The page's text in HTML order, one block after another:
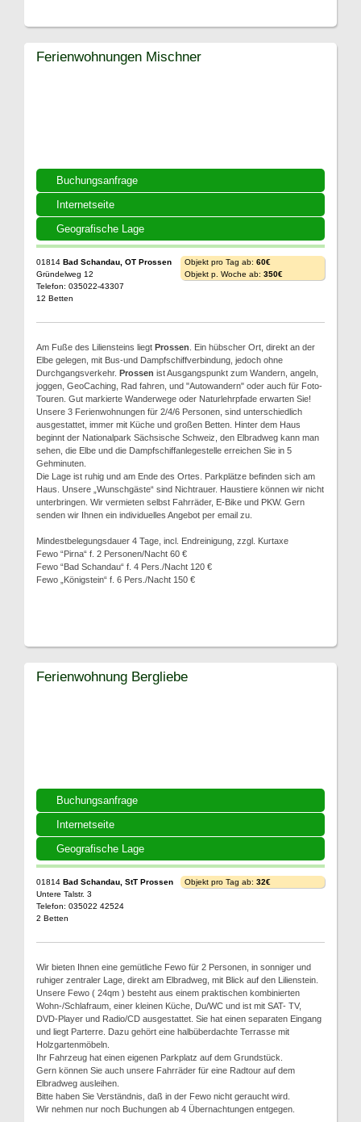
Buchungsanfrage
Internetseite
Geografische Lage
Ferienwohnungen Mischner
01814 Bad Schandau, OT Prossen
Gründelweg 12
Telefon: 035022-43307
12 Betten
Objekt pro Tag ab: 60€
Objekt p. Woche ab: 350€
Am Fuße des Liliensteins liegt Prossen . Ein hübscher Ort, direkt an der
Elbe gelegen, mit Bus-und Dampfschiffverbindung, jedoch ohne
Durchgangsverkehr. Prossen ist Ausgangspunkt zum Wandern, angeln,
joggen, GeoCaching, Rad fahren, und "Autowandern" oder auch für Foto-
Touren. Gut markierte Wanderwege oder Naturlehrpfade erwarten Sie!
Unsere 3 Ferienwohnungen für 2/4/6 Personen, sind unterschiedlich
ausgestattet, immer mit Küche und großen Betten. Hinter dem Haus
beginnt der Nationalpark Sächsische Schweiz, den Elbradweg kann man
sehen, die Elbe und die Dampfschiffanlegestelle erreichen Sie in 5
Gehminuten.
Die Lage ist ruhig und am Ende des Ortes. Parkplätze befinden sich am
Haus. Unsere „Wunschgäste“ sind Nichtrauer. Haustiere können wir nicht
unterbringen. Wir vermieten selbst Fahrräder, E-Bike und PKW. Gern
senden wir Ihnen ein individuelles Angebot per email zu.
Mindestbelegungsdauer 4 Tage, incl. Endreinigung, zzgl. Kurtaxe
Fewo “Pirna“ f. 2 Personen/Nacht 60 €
Fewo “Bad Schandau“ f. 4 Pers./Nacht 120 €
Fewo „Königstein“ f. 6 Pers./Nacht 150 €
Buchungsanfrage
Internetseite
Geografische Lage
Ferienwohnung Bergliebe
01814 Bad Schandau, StT Prossen
Untere Talstr. 3
Telefon: 035022 42524
2 Betten
Objekt pro Tag ab: 32€
Wir bieten Ihnen eine gemütliche Fewo für 2 Personen, in sonniger und
ruhiger zentraler Lage, direkt am Elbradweg, mit Blick auf den Lilienstein.
Unsere Fewo ( 24qm ) besteht aus einem praktischen kombinierten
Wohn-/Schlafraum, einer kleinen Küche, Du/WC und ist mit SAT- TV,
DVD-Player und Radio/CD ausgestattet. Sie hat einen separaten Eingang
und liegt Parterre. Dazu gehört eine halbüberdachte Terrasse mit
Holzgartenmöbeln.
Ihr Fahrzeug hat einen eigenen Parkplatz auf dem Grundstück.
Gern können Sie auch unsere Fahrräder für eine Radtour auf dem
Elbradweg ausleihen.
Bitte haben Sie Verständnis, daß in der Fewo nicht geraucht wird.
Wir nehmen nur noch Buchungen ab 4 Übernachtungen entgegen.